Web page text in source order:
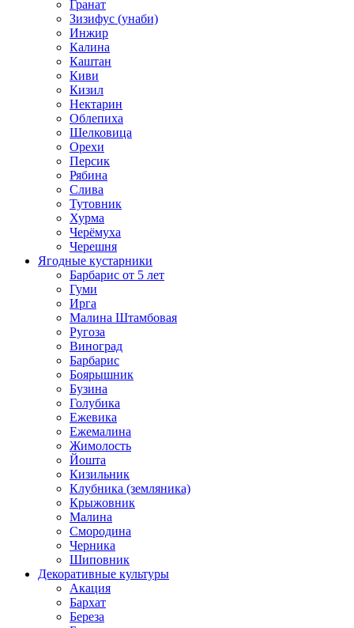
Гранат
Зизифус (унаби)
Инжир
Калина
Каштан
Киви
Кизил
Нектарин
Облепиха
Шелковица
Орехи
Персик
Рябина
Слива
Тутовник
Хурма
Черёмуха
Черешня
Ягодные кустарники
Барбарис от 5 лет
Гуми
Ирга
Малина Штамбовая
Ругоза
Виноград
Барбарис
Боярышник
Бузина
Голубика
Ежевика
Ежемалина
Жимолость
Йошта
Кизильник
Клубника (земляника)
Крыжовник
Малина
Смородина
Черника
Шиповник
Декоративные культуры
Акация
Бархат
Береза